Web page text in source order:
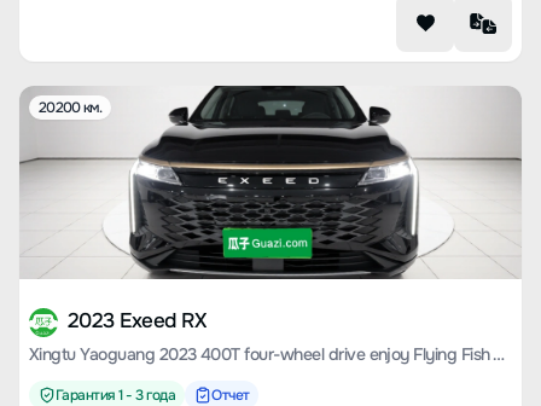
20200 км.
2023 Exeed RX
Xingtu Yaoguang 2023 400T four-wheel drive enjoy Flying Fish Version
Гарантия 1 - 3 года Отчет